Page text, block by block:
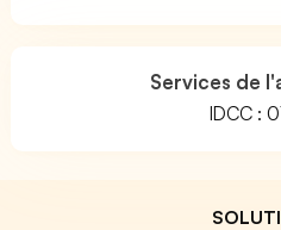
Services de
IDCC :